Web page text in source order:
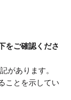
をご確認くださ
があります。
ことを示してい